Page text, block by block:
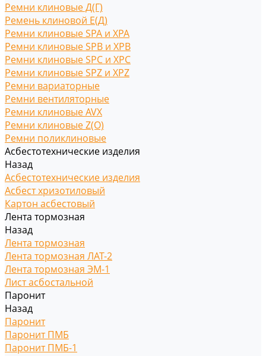
Ремни клиновые Д(Г)
Ремень клиновой Е(Д)
Ремни клиновые SPA и XPA
Ремни клиновые SPB и XPB
Ремни клиновые SPC и XPC
Ремни клиновые SPZ и XPZ
Ремни вариаторные
Ремни вентиляторные
Ремни клиновые AVX
Ремни клиновые Z(O)
Ремни поликлиновые
Асбестотехнические изделия
Назад
Асбестотехнические изделия
Асбест хризотиловый
Картон асбестовый
Лента тормозная
Назад
Лента тормозная
Лента тормозная ЛАТ-2
Лента тормозная ЭМ-1
Лист асбостальной
Паронит
Назад
Паронит
Паронит ПМБ
Паронит ПМБ-1